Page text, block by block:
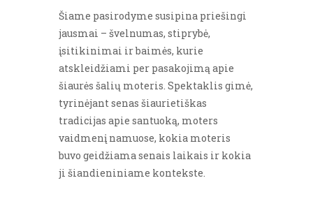
Šiame pasirodyme susipina priešingi
jausmai – švelnumas, stiprybė,
įsitikinimai ir baimės, kurie
atskleidžiami per pasakojimą apie
šiaurės šalių moteris. Spektaklis gimė,
tyrinėjant senas šiaurietiškas
tradicijas apie santuoką, moters
vaidmenį namuose, kokia moteris
buvo geidžiama senais laikais ir kokia
ji šiandieniniame kontekste.